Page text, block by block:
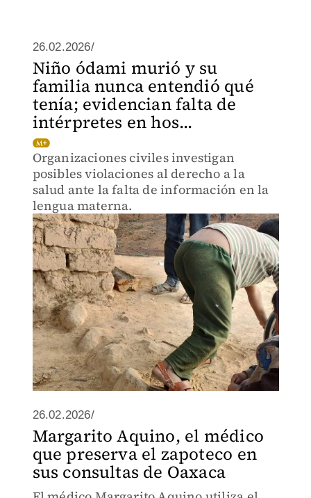
26.02.2026/
Niño ódami murió y su
familia nunca entendió qué
tenía; evidencian falta de
intérpretes en hos...
Organizaciones civiles investigan
posibles violaciones al derecho a la
salud ante la falta de información en la
lengua materna.
26.02.2026/
Margarito Aquino, el médico
que preserva el zapoteco en
sus consultas de Oaxaca